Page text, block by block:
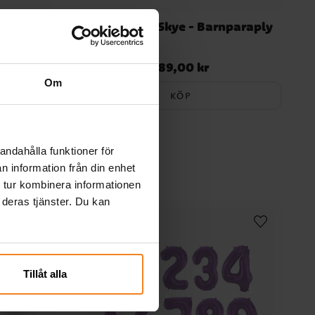
Om
funktioner för
information från din enhet
kombinera informationen
tjänster. Du kan
Tillåt alla
Paw Patrol Skye - Barnparaply
Pris:189,00 kr
189,00 kr
KÖP